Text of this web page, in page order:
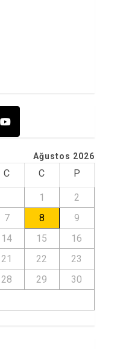
Ağustos 2026
C C P
1
2
7 8
9
14 15
16
21 22
23
28 29
30